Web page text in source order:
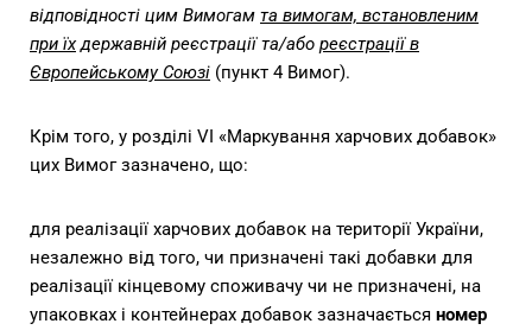
відповідності цим Вимогам та вимогам, встановленим
при їхдержавній реєстрації та/або реєстрації в
Європейському Союзі (пункт 4 Вимог).
Крім того, у розділі VI «Маркування харчових добавок»
цих Вимог зазначено, що:
для реалізації харчових добавок на території України,
незалежно від того, чи призначені такі добавки для
реалізації кінцевому споживачу чи не призначені, на
упаковках і контейнерах добавок зазначається номер